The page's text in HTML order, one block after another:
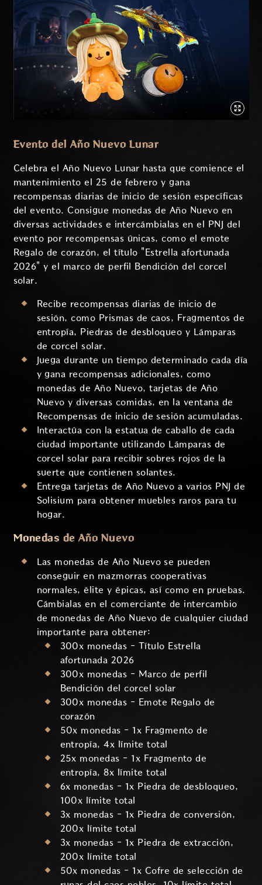
Evento del Año Nuevo Lunar
Celebra el Año Nuevo Lunar hasta que comience el
mantenimiento el 25 de febrero y gana
recompensas diarias de inicio de sesión específicas
del evento. Consigue monedas de Año Nuevo en
diversas actividades e intercámbialas en el PNJ del
evento por recompensas únicas, como el emote
Regalo de corazón, el título "Estrella afortunada
2026" y el marco de perfil Bendición del corcel
solar.
Recibe recompensas diarias de inicio de
sesión, como Prismas de caos, Fragmentos de
entropía, Piedras de desbloqueo y Lámparas
de corcel solar.
Juega durante un tiempo determinado cada día
y gana recompensas adicionales, como
monedas de Año Nuevo, tarjetas de Año
Nuevo y diversas comidas, en la ventana de
Recompensas de inicio de sesión acumuladas.
Interactúa con la estatua de caballo de cada
ciudad importante utilizando Lámparas de
corcel solar para recibir sobres rojos de la
suerte que contienen solantes.
Entrega tarjetas de Año Nuevo a varios PNJ de
Solisium para obtener muebles raros para tu
hogar.
Monedas de Año Nuevo
Las monedas de Año Nuevo se pueden
conseguir en mazmorras cooperativas
normales, élite y épicas, así como en pruebas.
Cámbialas en el comerciante de intercambio
de monedas de Año Nuevo de cualquier ciudad
importante para obtener:
300x monedas - Título Estrella
afortunada 2026
300x monedas - Marco de perfil
Bendición del corcel solar
300x monedas - Emote Regalo de
corazón
50x monedas - 1x Fragmento de
entropía, 4x límite total
25x monedas - 1x Fragmento de
entropía, 8x límite total
6x monedas - 1x Piedra de desbloqueo,
100x límite total
3x monedas - 1x Piedra de conversión,
200x límite total
3x monedas - 1x Piedra de extracción,
200x límite total
50x monedas - 1x Cofre de selección de